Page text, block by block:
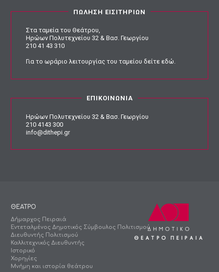
ΠΩΛΗΣΗ ΕΙΣΙΤΗΡΙΩΝ
Στα ταμεία του Θεάτρου,
Ηρώων Πολυτεχνείου 32 & Βασ. Γεωργίου
210 41 43 310
Για το ωράριο λειτουργίας του ταμείουδείτε εδώ.
ΕΠΙΚΟΙΝΩΝΙΑ
Ηρώων Πολυτεχνείου 32 & Βασ. Γεωργίου
210 4143 300
info@dithepi.gr
ΘΕΑΤΡΟ
Δήμαρχος Πειραιά
Εντεταλμένος Δημοτικός Σύμβουλος Πολιτισμού
Διευθυντής Πολιτισμού
Καλλιτεχνικός Διευθυντής
Ιστορικό
Χορηγίες
Μνήμη και ιστορία θεάτρου